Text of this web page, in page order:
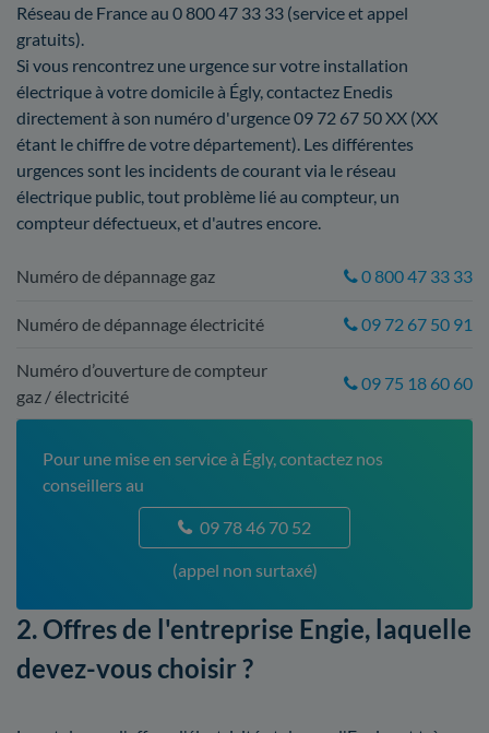
Réseau de France au 0 800 47 33 33 (service et appel
gratuits).
Si vous rencontrez une urgence sur votre installation
électrique à votre domicile à Égly, contactez Enedis
directement à son numéro d'urgence 09 72 67 50 XX (XX
étant le chiffre de votre département). Les différentes
urgences sont les incidents de courant via le réseau
électrique public, tout problème lié au compteur, un
compteur défectueux, et d'autres encore.
Numéro de dépannage gaz 0 800 47 33 33
Numéro de dépannage électricité 09 72 67 50 91
Numéro d’ouverture de compteur
gaz / électricité
09 75 18 60 60
Pour une mise en service à Égly, contactez nos
conseillers au
09 78 46 70 52
(appel non surtaxé)
2. Offres de l'entreprise Engie, laquelle
devez-vous choisir ?